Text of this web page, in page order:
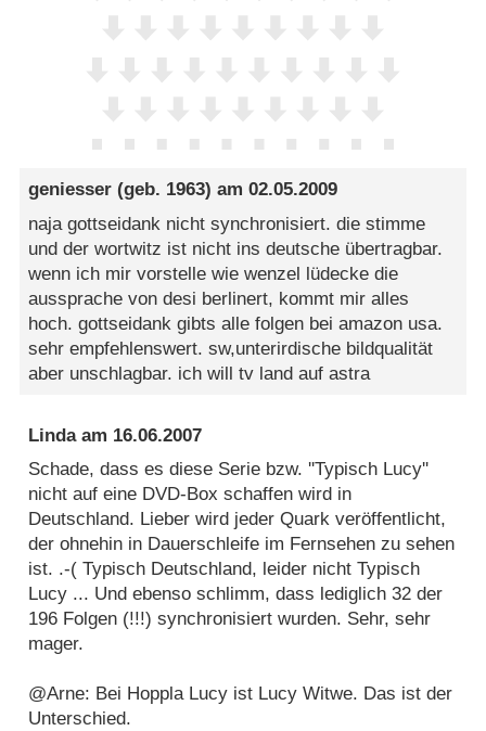
geniesser (geb. 1963) am02.05.2009
naja gottseidank nicht synchronisiert. die stimme
und der wortwitz ist nicht ins deutsche übertragbar.
wenn ich mir vorstelle wie wenzel lüdecke die
aussprache von desi berlinert, kommt mir alles
hoch. gottseidank gibts alle folgen bei amazon usa.
sehr empfehlenswert. sw,unterirdische bildqualität
aber unschlagbar. ich will tv land auf astra
Lindaam 16.06.2007
Schade, dass es diese Serie bzw. ''Typisch Lucy''
nicht auf eine DVD-Box schaffen wird in
Deutschland. Lieber wird jeder Quark veröffentlicht,
der ohnehin in Dauerschleife im Fernsehen zu sehen
ist. .-( Typisch Deutschland, leider nicht Typisch
Lucy ... Und ebenso schlimm, dass lediglich 32 der
196 Folgen (!!!) synchronisiert wurden. Sehr, sehr
mager.
@Arne: Bei Hoppla Lucy ist Lucy Witwe. Das ist der
Unterschied.